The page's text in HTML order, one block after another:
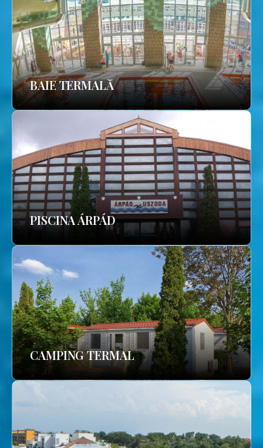
BAIE TERMALĂ
PISCINA ÁRPÁD
CAMPING TERMAL